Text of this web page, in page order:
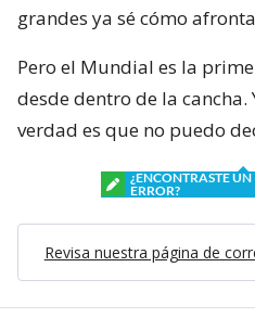
grandes ya sé cómo
Pero el Mundial es la
desde dentro de la cancha.
verdad es que no puedo
¿ENCONTRASTE UN
ERROR?
Revisa nuestra página de